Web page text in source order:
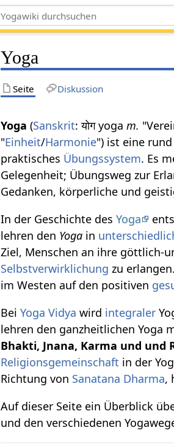
Yoga
Seite Diskussion
Yoga (Sanskrit: योग yogam.
"Einheit/Harmonie") ist eine
praktisches Übungssystem. Es
Gelegenheit; Übungsweg zur
Gedanken, körperliche und
In der Geschichte desYoga
lehren den Yoga in
Ziel, Menschen an ihre göttlich-
Selbstverwirklichung zu
im Westen auf den positiven
BeiYoga Vidya wird integraler
lehren den ganzheitlichen Yoga
Bhakti, Jnana, Karma und und
Religionsgemeinschaft in der
Richtung von Sanatana Dharma,
Auf dieser Seite ein Überblick
und den verschiedenen